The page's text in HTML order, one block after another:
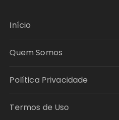
Início
Quem Somos
Política Privacidade
Termos de Uso